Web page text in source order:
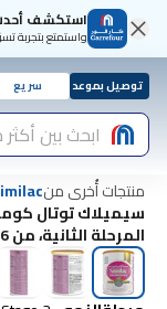
استكشف
واستمتع بتجربة
توصيل بموعد سريع
ابحث بين
منتجات أُخرى من
المرحلة الثانية، من 6 إلى 12 شهرًا، 820 غرام